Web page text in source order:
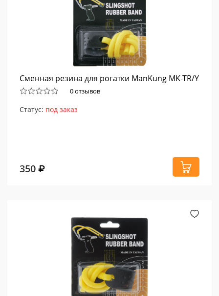
Сменная резина для рогатки ManKung MK-TR/Y
0 отзывов
Статус: под заказ
350